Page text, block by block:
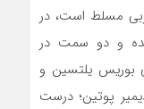
مسلط است، در
و دو سمت در
بوریس یلتسین و
پوتین؛ درست